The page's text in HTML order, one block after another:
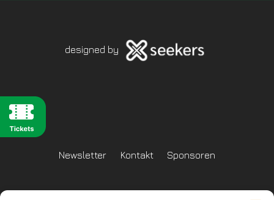
designed by
Newsletter Kontakt Sponsoren